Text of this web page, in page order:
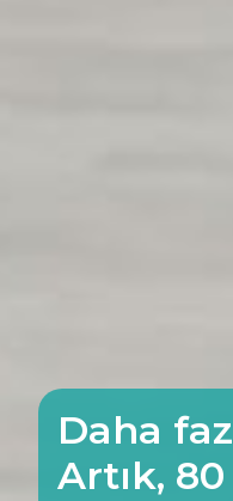
Daha
Artık,